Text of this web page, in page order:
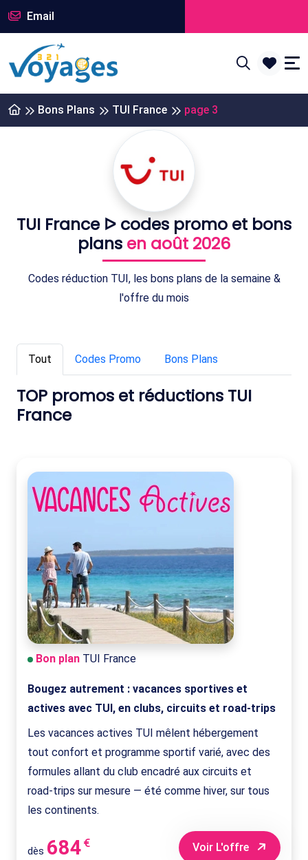
Email
Bons Plans TUI France page 3
TUI France ᐅ codes promo et bons
plans en août 2026
Codes réduction TUI, les bons plans de la semaine &
l'offre du mois
Tout Codes Promo Bons Plans
TOP promos et réductions TUI
France
Bon plan TUI France
Bougez autrement : vacances sportives et
actives avec TUI, en clubs, circuits et road-trips
Les vacances actives TUI mêlent hébergement
tout confort et programme sportif varié, avec des
formules allant du club encadré aux circuits et
road‑trips sur mesure — été comme hiver, sur tous
les continents.
dès 684 € Voir L'offre